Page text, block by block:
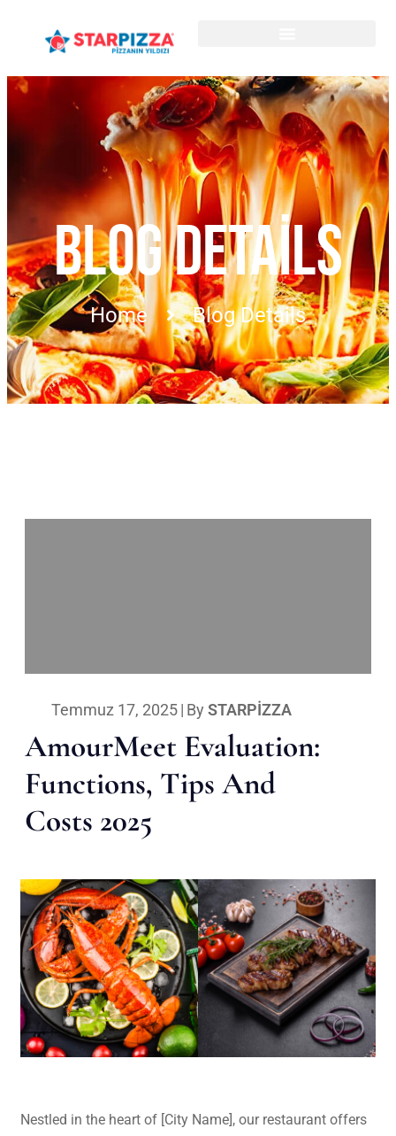
BLOG DETAILS
Home Blog Details
Temmuz 17, 2025| By STARPIZZA
AmourMeet Evaluation:
Functions, Tips And
Costs 2025
Nestled in the heart of [City Name], our restaurant offers